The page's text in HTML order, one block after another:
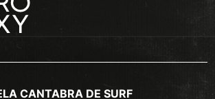
CANTABRA DE SURF